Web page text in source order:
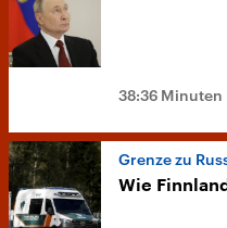
38:36 Minuten
Grenze zu
Wie